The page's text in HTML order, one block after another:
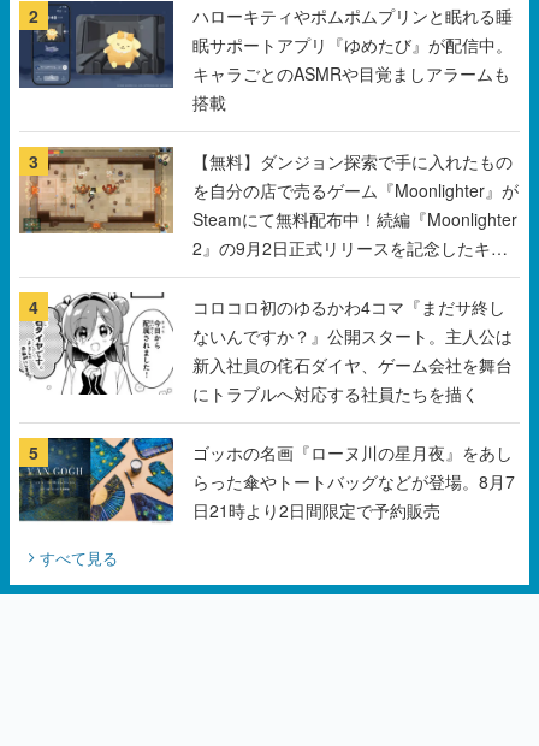
2
ハローキティやポムポムプリンと眠れる睡
眠サポートアプリ『ゆめたび』が配信中。
キャラごとのASMRや目覚ましアラームも
搭載
3
【無料】ダンジョン探索で手に入れたもの
を自分の店で売るゲーム『Moonlighter』が
Steamにて無料配布中！続編『Moonlighter
2』の9月2日正式リリースを記念したキャ
ンペーン
4
コロコロ初のゆるかわ4コマ『まだサ終し
ないんですか？』公開スタート。主人公は
新入社員の侘石ダイヤ、ゲーム会社を舞台
にトラブルへ対応する社員たちを描く
5
ゴッホの名画『ローヌ川の星月夜』をあし
らった傘やトートバッグなどが登場。8月7
日21時より2日間限定で予約販売
すべて見る